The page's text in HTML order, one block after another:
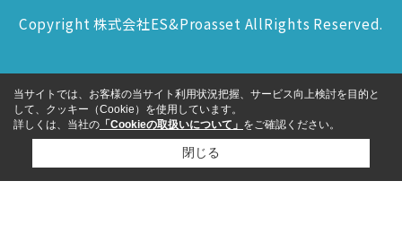
Copyright 株式会社ES&Proasset AllRights Reserved.
当サイトでは、お客様の当サイト利用状況把握、サービス向上検討を目的と
して、クッキー（Cookie）を使用しています。
詳しくは、当社の 「Cookieの取扱いについて」 をご確認ください。
閉じる